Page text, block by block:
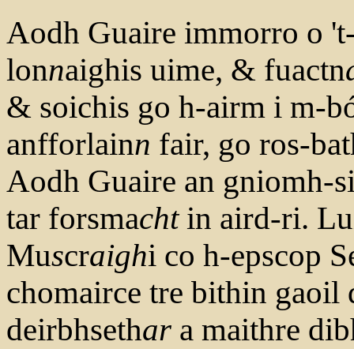
Aodh Guaire immorro o
lonnaighis uime, & fuactn
& soichis go h-airm i m-
anfforlainn fair, go ros-
Aodh Guaire an gniomh-
tar forsmachtin aird-ri.
Muscraighi co h-epscop
chomairce tre bithin gaoil
deirbhsethar a maithre